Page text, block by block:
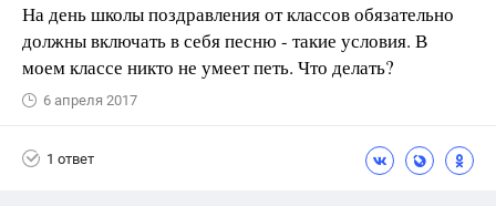
На день школы поздравления от классов обязательно
должны включать в себя песню - такие условия. В
моем классе никто не умеет петь. Что делать?
6 апреля 2017
1 ответ